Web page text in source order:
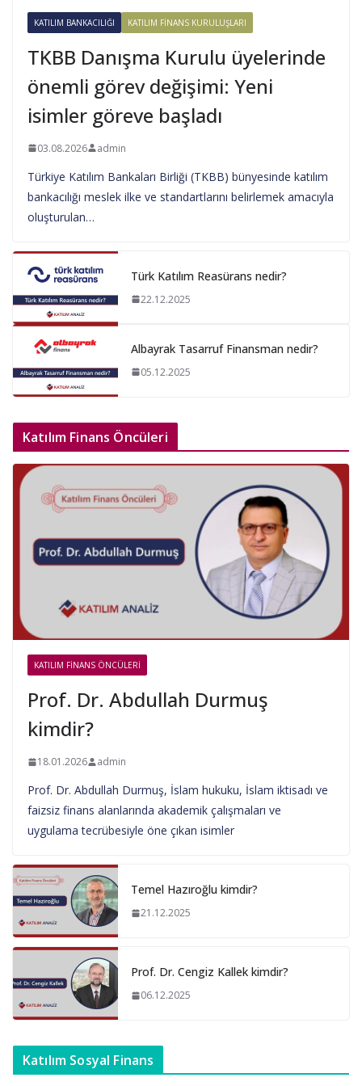
KATILIM BANKACILIĞI KATILIM FINANS KURULUŞLARI
TKBB Danışma Kurulu üyelerinde
önemli görev değişimi: Yeni
isimler göreve başladı
03.08.2026 admin
Türkiye Katılım Bankaları Birliği (TKBB) bünyesinde katılım
bankacılığı meslek ilke ve standartlarını belirlemek amacıyla
oluşturulan…
Türk Katılım Reasürans nedir?
22.12.2025
Albayrak Tasarruf Finansman nedir?
05.12.2025
Katılım Finans Öncüleri
KATILIM FINANS ÖNCÜLERI
Prof. Dr. Abdullah Durmuş
kimdir?
18.01.2026 admin
Prof. Dr. Abdullah Durmuş, İslam hukuku, İslam iktisadı ve
faizsiz finans alanlarında akademik çalışmaları ve
uygulama tecrübesiyle öne çıkan isimler
Temel Hazıroğlu kimdir?
21.12.2025
Prof. Dr. Cengiz Kallek kimdir?
06.12.2025
Katılım Sosyal Finans